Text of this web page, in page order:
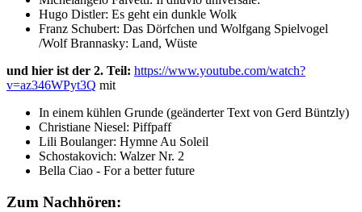
Hugo Distler: Es geht ein dunkle Wolk
Franz Schubert: Das Dörfchen und Wolfgang Spielvogel
/Wolf Brannasky: Land, Wüste
und hier ist der 2. Teil: https://www.youtube.com/watch?
v=az346WPyt3Q mit
In einem kühlen Grunde (geänderter Text von Gerd Büntzly)
Christiane Niesel: Piffpaff
Lili Boulanger: Hymne Au Soleil
Schostakovich: Walzer Nr. 2
Bella Ciao - For a better future
Zum Nachhören: